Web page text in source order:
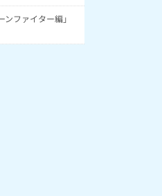
ファイター編」